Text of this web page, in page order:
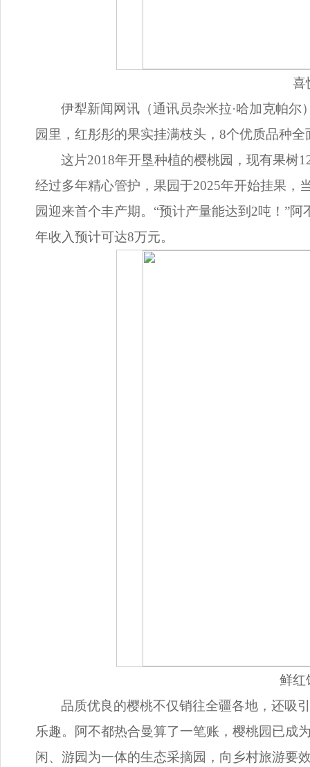
喜
伊犁新闻网讯（通讯员杂米拉·哈加克帕
园里，红彤彤的果实挂满枝头，8个优质品种
这片2018年开垦种植的樱桃园，现有果树
经过多年精心管护，果园于2025年开始挂果，
园迎来首个丰产期。“预计产量能达到2吨！”
年收入预计可达8万元。
鲜红
品质优良的樱桃不仅销往全疆各地，还吸
乐趣。阿不都热合曼算了一笔账，樱桃园已成
闲、游园为一体的生态采摘园，向乡村旅游要